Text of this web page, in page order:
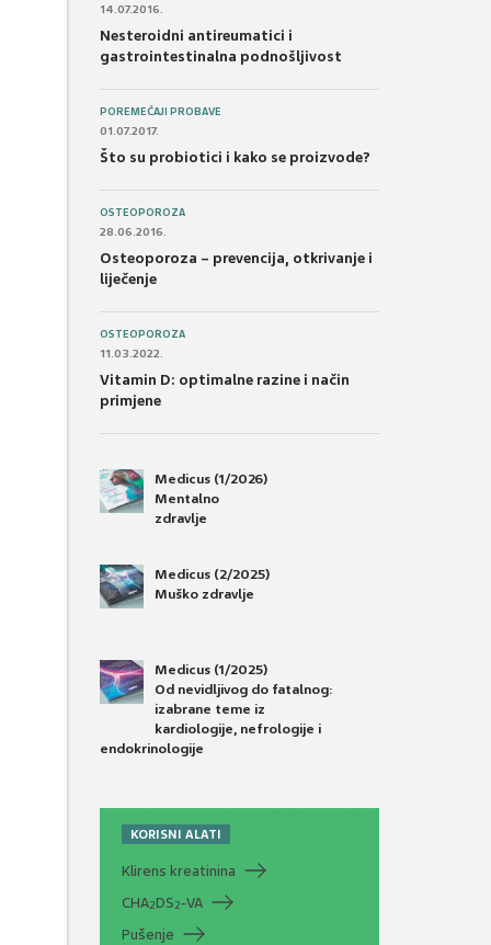
14.07.2016.
Nesteroidni antireumatici i
gastrointestinalna podnošljivost
POREMEĆAJI PROBAVE
01.07.2017.
Što su probiotici i kako se proizvode?
OSTEOPOROZA
28.06.2016.
Osteoporoza – prevencija, otkrivanje i
liječenje
OSTEOPOROZA
11.03.2022.
Vitamin D: optimalne razine i način
primjene
Medicus (1/2026)
Mentalno
zdravlje
Medicus (2/2025)
Muško zdravlje
Medicus (1/2025)
Od nevidljivog do fatalnog:
izabrane teme iz
kardiologije, nefrologije i
endokrinologije
KORISNI ALATI
Klirens kreatinina
CHA2DS2-VA
Pušenje